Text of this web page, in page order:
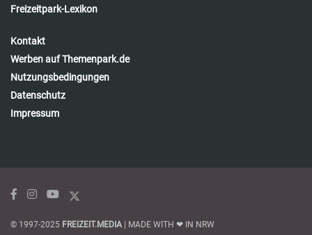
Freizeitpark-Lexikon
Kontakt
Werben auf Themenpark.de
Nutzungsbedingungen
Datenschutz
Impressum
© 1997-2025 FREIZEIT.MEDIA | MADE WITH ❤ IN NRW